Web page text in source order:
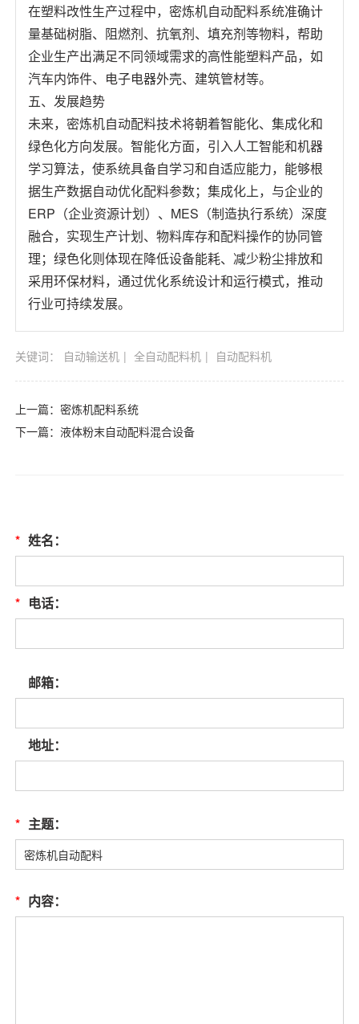
在塑料改性生产过程中，密炼机自动配料系统准确计
量基础树脂、阻燃剂、抗氧剂、填充剂等物料，帮助
企业生产出满足不同领域需求的高性能塑料产品，如
汽车内饰件、电子电器外壳、建筑管材等。
五、发展趋势
未来，密炼机自动配料技术将朝着智能化、集成化和
绿色化方向发展。智能化方面，引入人工智能和机器
学习算法，使系统具备自学习和自适应能力，能够根
据生产数据自动优化配料参数；集成化上，与企业的
ERP（企业资源计划）、MES（制造执行系统）深度
融合，实现生产计划、物料库存和配料操作的协同管
理；绿色化则体现在降低设备能耗、减少粉尘排放和
采用环保材料，通过优化系统设计和运行模式，推动
行业可持续发展。
关键词： 自动输送机 全自动配料机 自动配料机
上一篇：密炼机配料系统
下一篇：液体粉末自动配料混合设备
* 姓名：
* 电话：
邮箱：
地址：
* 主题：
* 内容：